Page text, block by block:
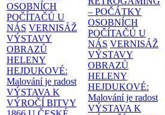
OSOBNÍCH
POČÍTAČŮ U
NÁS VERNISÁŽ
VÝSTAVY
OBRAZŮ
HELENY
HEJDUKOVÉ:
Malování je radost
VÝSTAVA K
VÝROČÍ BITVY
– POČÁTKY
OSOBNÍCH
POČÍTAČŮ U
NÁS VERNISÁŽ
VÝSTAVY
OBRAZŮ
HELENY
HEJDUKOVÉ:
Malování je radost
VÝSTAVA K